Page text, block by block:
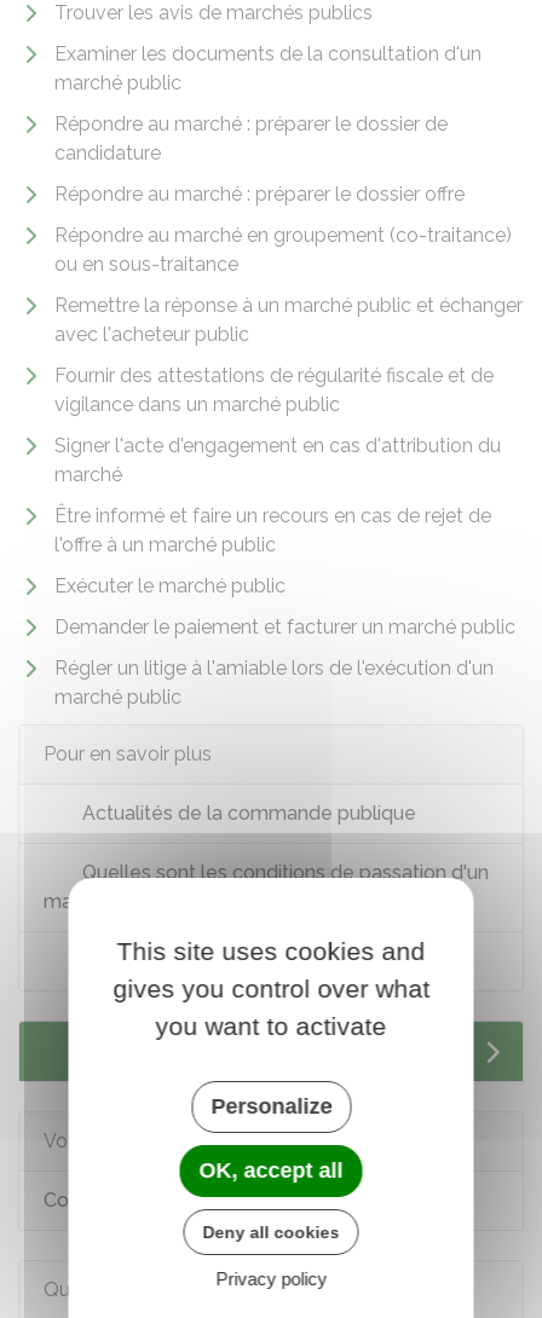
Trouver les avis de marchés publics
Examiner les documents de la consultation d'un
marché public
Répondre au marché : préparer le dossier de
candidature
Répondre au marché : préparer le dossier offre
Répondre au marché en groupement (co-traitance)
ou en sous-traitance
Remettre la réponse à un marché public et échanger
avec l'acheteur public
Fournir des attestations de régularité fiscale et de
vigilance dans un marché public
Signer l'acte d'engagement en cas d'attribution du
marché
Être informé et faire un recours en cas de rejet de
l'offre à un marché public
Exécuter le marché public
Demander le paiement et facturer un marché public
Régler un litige à l'amiable lors de l'exécution d'un
marché public
Pour en savoir plus
Actualités de la commande publique
Quelles sont les conditions de passation d'un
marché public ?
Le marché de l'inclusion
Voir aussi
Concourir aux marchés publics
Questions ? Réponses !
This site uses cookies and
gives you control over what
you want to activate
Personalize
OK, accept all
Deny all cookies
Privacy policy